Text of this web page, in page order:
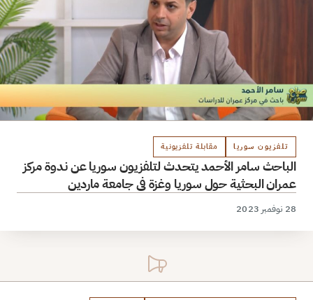
تلفزيون سوريا مقابلة تلفزيونية
الباحث سامر الأحمد يتحدث لتلفزيون سوريا عن ندوة مركز
عمران البحثية حول سوريا وغزة في جامعة ماردين
28 نوفمبر 2023